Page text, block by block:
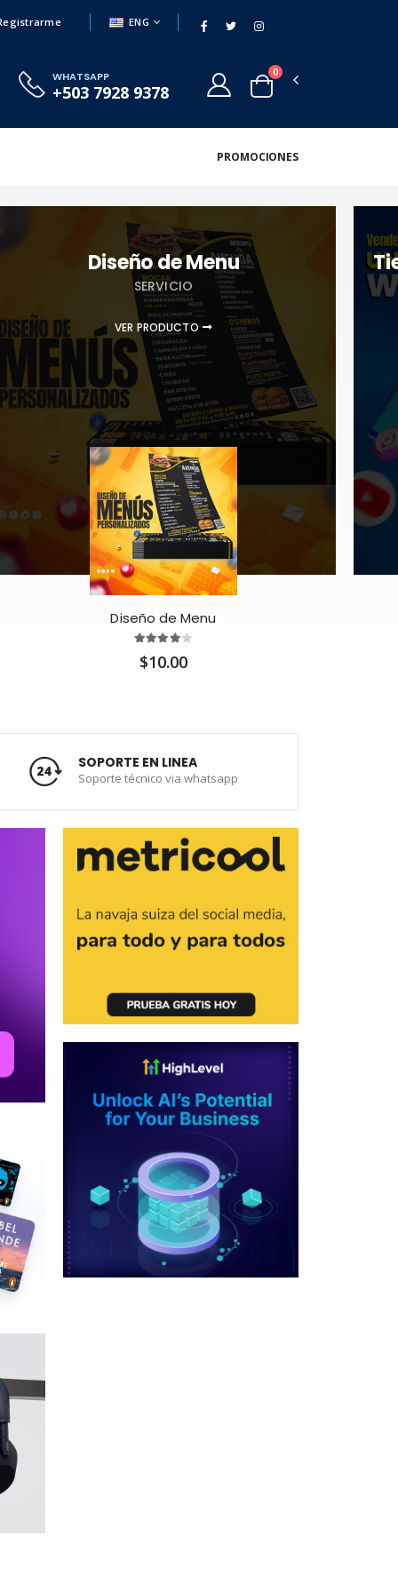
ENG
WHATSAPP
+503 7928 9378
0
PROMOCIONES
Diseño de Menu
SERVICIO
VER PRODUCTO
Diseño de Menu
$10.00
SOPORTE EN LINEA
Soporte técnico via whatsapp